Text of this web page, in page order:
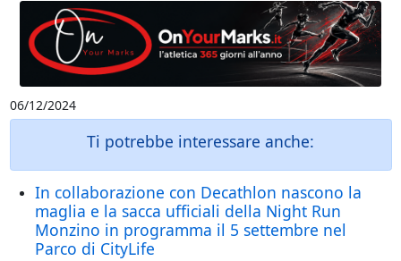
06/12/2024
Ti potrebbe interessare anche:
In collaborazione con Decathlon nascono la
maglia e la sacca ufficiali della Night Run
Monzino in programma il 5 settembre nel
Parco di CityLife